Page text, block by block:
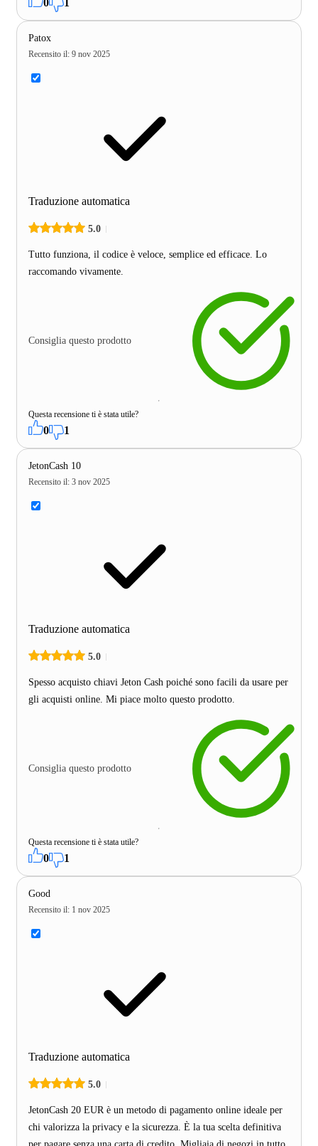
Patox
Recensito il: 9 nov 2025
Traduzione automatica
5.0
Tutto funziona, il codice è veloce, semplice ed efficace. Lo
raccomando vivamente.
Consiglia questo prodotto
Questa recensione ti è stata utile?
0 1
JetonCash 10
Recensito il: 3 nov 2025
Traduzione automatica
5.0
Spesso acquisto chiavi Jeton Cash poiché sono facili da usare per
gli acquisti online. Mi piace molto questo prodotto.
Consiglia questo prodotto
Questa recensione ti è stata utile?
0 1
Good
Recensito il: 1 nov 2025
Traduzione automatica
5.0
JetonCash 20 EUR è un metodo di pagamento online ideale per
chi valorizza la privacy e la sicurezza. È la tua scelta definitiva